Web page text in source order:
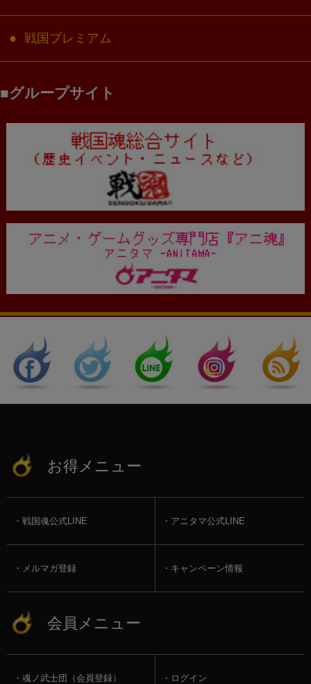
戦国プレミアム
グループサイト
お得メニュー
戦国魂公式LINE アニタマ公式LINE
メルマガ登録 キャンペーン情報
会員メニュー
魂ノ武士団（会員登録） ログイン